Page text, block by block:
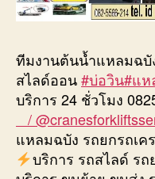
ทีมงานต้นน้ำแหลมฉบั
สไลด์ออน#บ่อวิน#แห
บริการ 24 ชั่วโมง
/
แหลมฉบัง รถยกรถเ
บริการ รถสไลด์ รถ